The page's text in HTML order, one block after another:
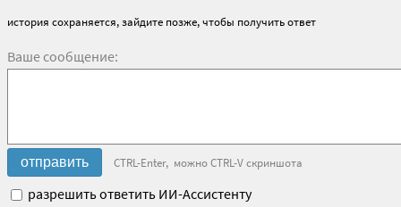
история сохраняется, зайдите позже, чтобы получить ответ
Ваше сообщение:
CTRL-Enter, можно CTRL-V скриншота
разрешить ответить ИИ-Ассистенту